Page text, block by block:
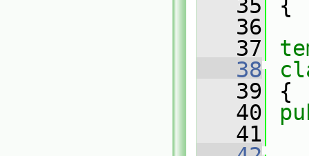
   35
{
   36
   37
   38
   39
{
   40
   41